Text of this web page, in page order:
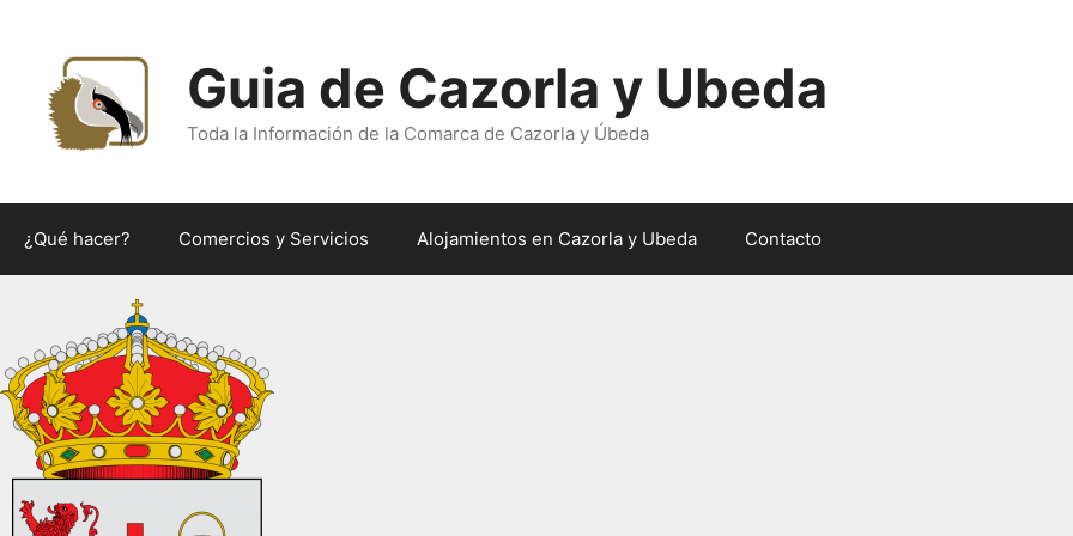
contenido
Guia de Cazorla y Ubeda
Toda la Información de la Comarca de Cazorla y Úbeda
¿Qué hacer? Comercios y Servicios Alojamientos en Cazorla y Ubeda Contacto